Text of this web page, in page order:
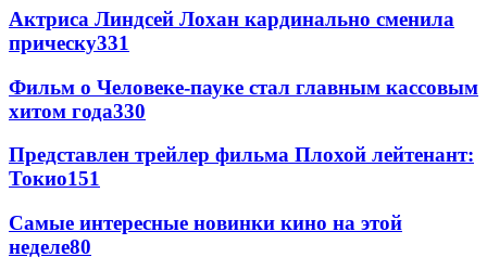
Актриса Линдсей Лохан кардинально сменила
прическу331
Фильм о Человеке-пауке стал главным кассовым
хитом года330
Представлен трейлер фильма Плохой лейтенант:
Токио151
Самые интересные новинки кино на этой
неделе80